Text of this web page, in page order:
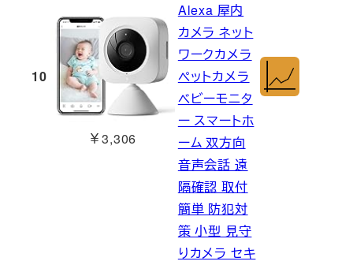
10
￥3,306
Alexa 屋内
カメラ ネット
ワークカメラ
ペットカメラ
ベビーモニタ
ー スマートホ
ーム 双方向
音声会話 遠
隔確認 取付
簡単 防犯対
策 小型 見守
りカメラ セキ